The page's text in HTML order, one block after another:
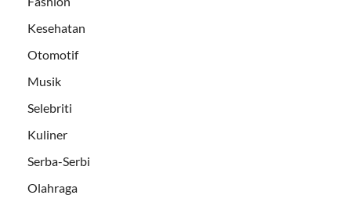
Kesehatan
Otomotif
Musik
Selebriti
Kuliner
Serba-Serbi
Olahraga